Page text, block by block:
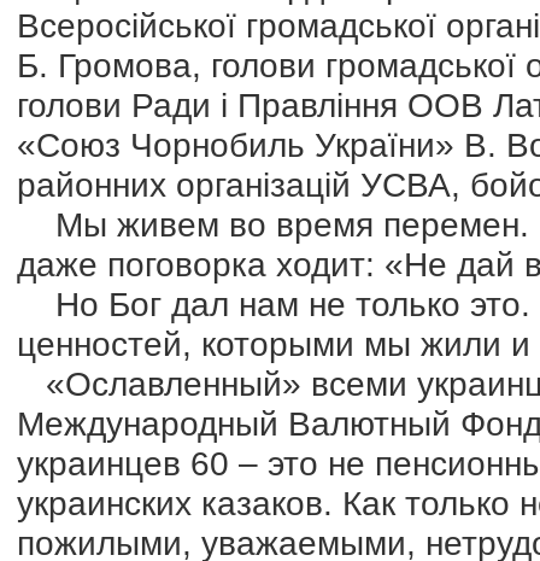
Всеросійської громадської
Б. Громова, голови громадської
голови Ради і Правління ООВ
«Союз Чорнобиль України» В.
районних організацій УСВА,
Мы живем во время перемен.
даже поговорка ходит: «Не дай
Но Бог дал нам не только
ценностей, которыми мы жили
«Ославленный» всеми
Международный Валютный
украинцев 60 – это не
украинских казаков. Как
пожилыми, уважаемыми,